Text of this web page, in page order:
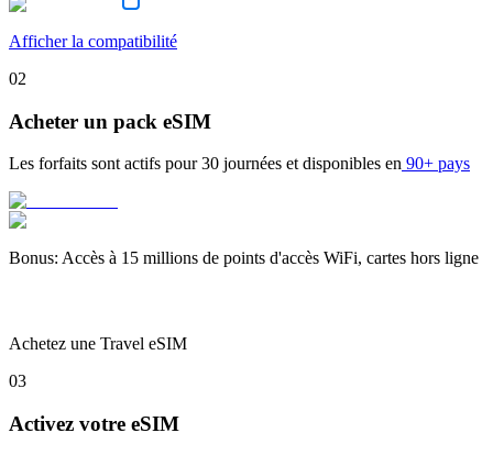
Afficher la compatibilité
02
Acheter un pack eSIM
Les forfaits sont actifs pour 30 journées et disponibles en 90+ pays
Bonus: Accès à 15 millions de points d'accès WiFi, cartes hors ligne
Achetez une Travel eSIM
03
Activez votre eSIM